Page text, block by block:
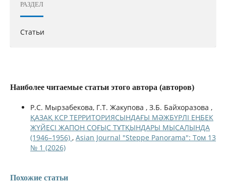
РАЗДЕЛ
Статьи
Наиболее читаемые статьи этого автора (авторов)
Р.С. Мырзабекова, Г.Т. Жакупова , З.Б. Байхоразова ,
ҚАЗАҚ КСР ТЕРРИТОРИЯСЫНДАҒЫ МӘЖБҮРЛІ ЕҢБЕК
ЖҮЙЕСІ ЖАПОН СОҒЫС ТҰТҚЫНДАРЫ МЫСАЛЫНДА
(1946–1956) , Asian Journal "Steppe Panorama": Том 13
№ 1 (2026)
Похожие статьи